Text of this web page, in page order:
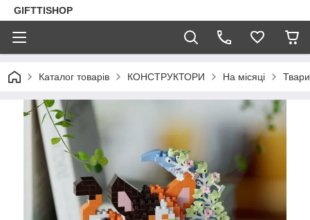
GIFTTISHOP
Каталог товарів КОНСТРУКТОРИ На місяці